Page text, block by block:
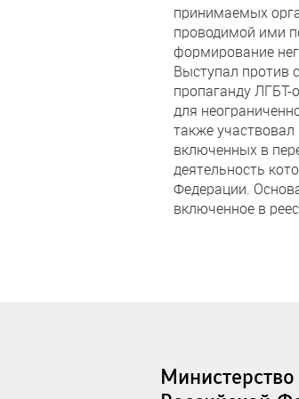
принимаемых
проводимой ими
формирование
Выступал против
пропаганду ЛГБТ-
для
также
включенных в
деятельность
Федерации.
включенное в